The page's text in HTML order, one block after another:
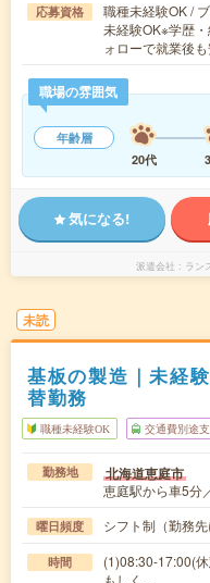
応募資格
職種未経験OK /
未経験OK※学歴
ォローで就業後
職場の雰囲気
年齢層
20代
気になる!
派遣会社 ラン
未読
基板の製造｜未経
替勤務
職種未経験OK 交通費別途
勤務地 北海道恵庭市
恵庭駅から車5分
曜日頻度 シフト制（勤務先
時間
(1)08:30-17:00(
もしく…